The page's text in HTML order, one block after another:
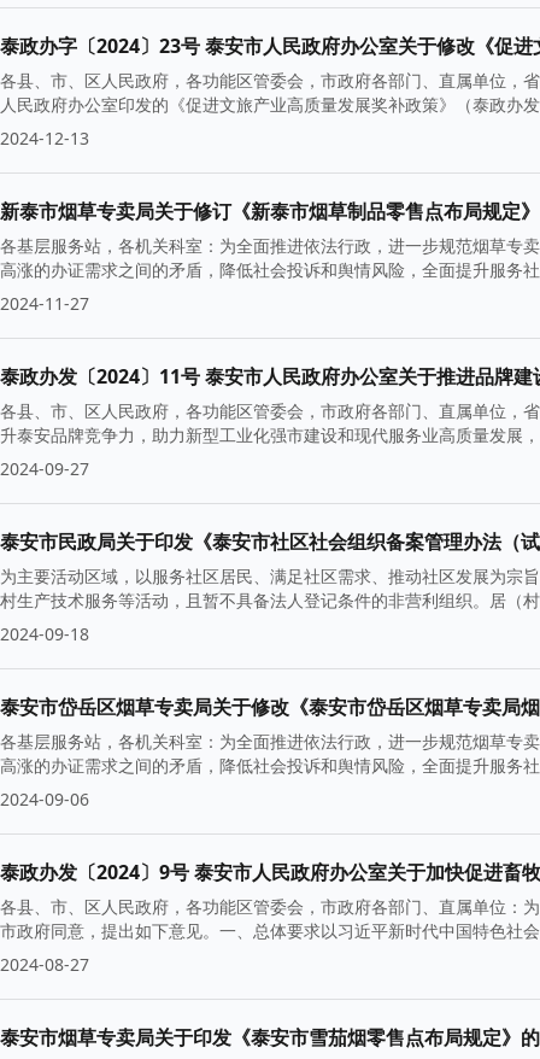
泰政办字〔2024〕23号 泰安市人民政府办公室关于修改《促
各县、市、区人民政府，各功能区管委会，市政府各部门、直属单位，
人民政府办公室印发的《促进文旅产业高质量发展奖补政策》（泰政办
2024-12-13
新泰市烟草专卖局关于修订《新泰市烟草制品零售点布局规定
各基层服务站，各机关科室：为全面推进依法行政，进一步规范烟草专
高涨的办证需求之间的矛盾，降低社会投诉和舆情风险，全面提升服务
2024-11-27
泰政办发〔2024〕11号 泰安市人民政府办公室关于推进品牌
各县、市、区人民政府，各功能区管委会，市政府各部门、直属单位，
升泰安品牌竞争力，助力新型工业化强市建设和现代服务业高质量发展
2024-09-27
泰安市民政局关于印发《泰安市社区社会组织备案管理办法（
为主要活动区域，以服务社区居民、满足社区需求、推动社区发展为宗
村生产技术服务等活动，且暂不具备法人登记条件的非营利组织。居（
2024-09-18
泰安市岱岳区烟草专卖局关于修改《泰安市岱岳区烟草专卖局
各基层服务站，各机关科室：为全面推进依法行政，进一步规范烟草专
高涨的办证需求之间的矛盾，降低社会投诉和舆情风险，全面提升服务
2024-09-06
泰政办发〔2024〕9号 泰安市人民政府办公室关于加快促进畜
各县、市、区人民政府，各功能区管委会，市政府各部门、直属单位：
市政府同意，提出如下意见。一、总体要求以习近平新时代中国特色社
2024-08-27
泰安市烟草专卖局关于印发《泰安市雪茄烟零售点布局规定》